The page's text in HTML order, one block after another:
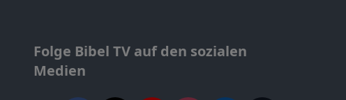
Folge Bibel TV auf den sozialen
Medien